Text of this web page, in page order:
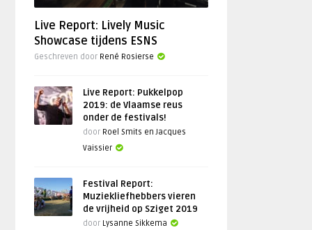
Live Report: Lively Music
Showcase tijdens ESNS
Geschreven door René Rosierse
Live Report: Pukkelpop
2019: de Vlaamse reus
onder de festivals!
door Roel Smits en Jacques
Vaissier
Festival Report:
Muziekliefhebbers vieren
de vrijheid op Sziget 2019
door Lysanne Sikkema